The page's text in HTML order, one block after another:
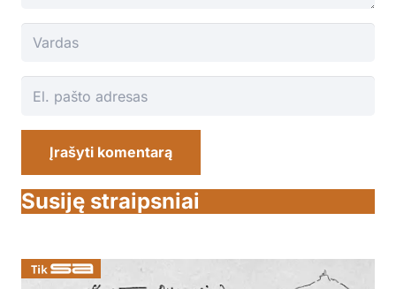
Įrašyti komentarą
Susiję straipsniai